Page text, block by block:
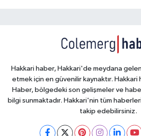
Hakkari haber, Hakkari'de meydana
etmek için en güvenilir kaynaktır.
Haber, bölgedeki son gelişmeler ve
bilgi sunmaktadır. Hakkari'nin tüm
takip edebilirsiniz.